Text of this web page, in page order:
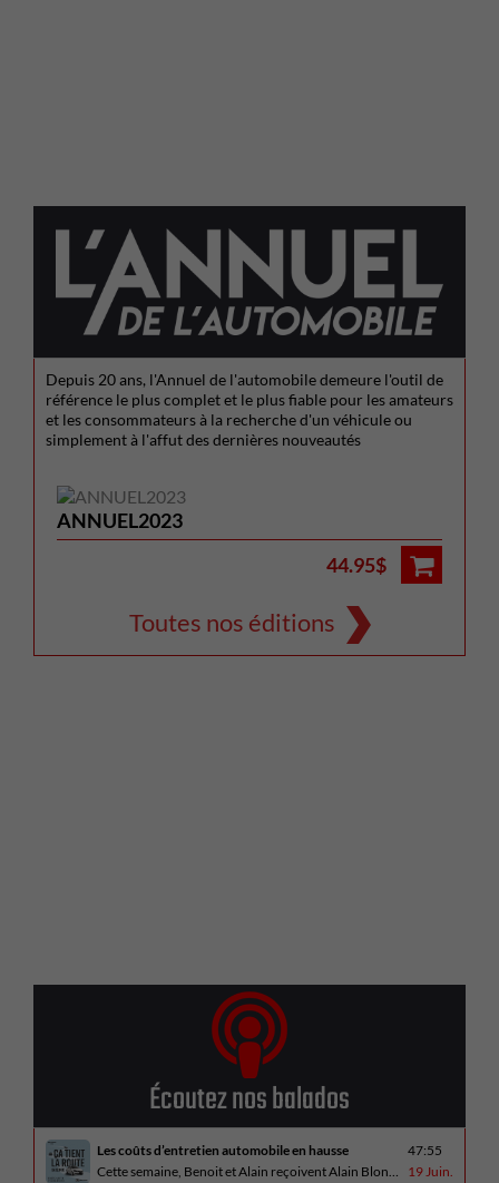
Depuis 20 ans, l'Annuel de l'automobile demeure l'outil de
référence le plus complet et le plus fiable pour les amateurs
et les consommateurs à la recherche d'un véhicule ou
simplement à l'affut des dernières nouveautés
ANNUEL2023
44.95$
Toutes nos éditions
Écoutez nos balados
Les coûts d’entretien automobile en hausse
Cette semaine, Benoit et Alain reçoivent Alain Blondeau, propriétaire d’un atelier mécanique qui parle de la nouvelle réalité des coûts d’entretien en automobile. En essai routier, Alain a cinq propositions estivales et Benoit a pris la route avec une BMW i4 M60 pour ce dernier épisode de la saison. Bon été à tous!
47:55
19 Juin.